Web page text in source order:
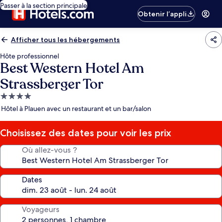
Passer à la section principale
Obtenir l’appli
Afficher tous les hébergements
Hôte professionnel
Best Western Hotel Am
Strassberger Tor
Hébergement
4.0 étoiles
Hôtel à Plauen avec un restaurant et un bar/salon
Choisissez des dates pour voir les prix
Où allez-vous ?
Dates
Voyageurs